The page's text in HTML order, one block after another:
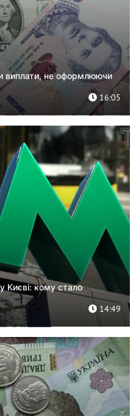
виплати, не оформлюючи
16:05
Києві: кому стало
14:49